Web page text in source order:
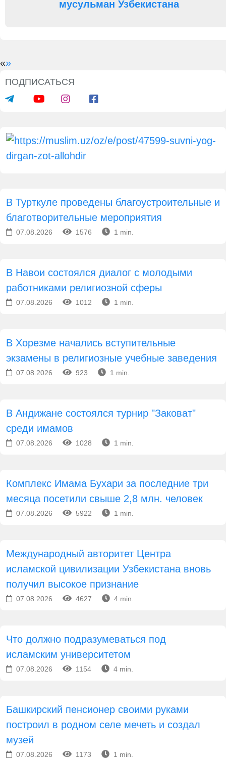
мусульман Узбекистана
«»
ПОДПИСАТЬСЯ
В Турткуле проведены благоустроительные и
благотворительные мероприятия
07.08.2026 1576 1 min.
В Навои состоялся диалог с молодыми
работниками религиозной сферы
07.08.2026 1012 1 min.
В Хорезме начались вступительные
экзамены в религиозные учебные заведения
07.08.2026 923 1 min.
В Андижане состоялся турнир "Заковат"
среди имамов
07.08.2026 1028 1 min.
Комплекс Имама Бухари за последние три
месяца посетили свыше 2,8 млн. человек
07.08.2026 5922 1 min.
Международный авторитет Центра
исламской цивилизации Узбекистана вновь
получил высокое признание
07.08.2026 4627 4 min.
Что должно подразумеваться под
исламским университетом
07.08.2026 1154 4 min.
Башкирский пенсионер своими руками
построил в родном селе мечеть и создал
музей
07.08.2026 1173 1 min.